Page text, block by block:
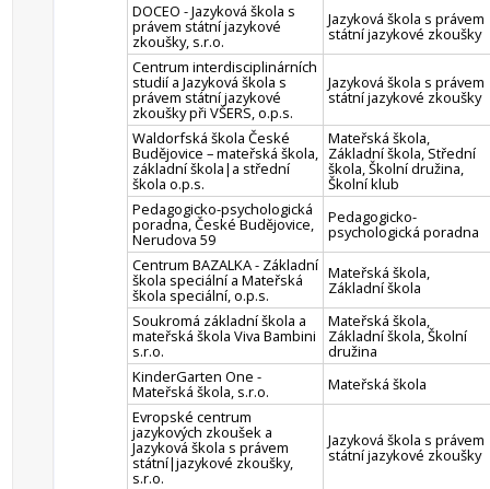
DOCEO - Jazyková škola s
právem státní jazykové
zkoušky, s.r.o.
Jazyková škola s právem
státní jazykové zkoušky
Centrum interdisciplinárních
studií a Jazyková škola s
právem státní jazykové
zkoušky při VŠERS, o.p.s.
Jazyková škola s právem
státní jazykové zkoušky
Waldorfská škola České
Budějovice – mateřská škola,
základní škola|a střední
škola o.p.s.
Mateřská škola,
Základní škola, Střední
škola, Školní družina,
Školní klub
Pedagogicko-psychologická
poradna, České Budějovice,
Nerudova 59
Pedagogicko-
psychologická poradna
Centrum BAZALKA - Základní
škola speciální a Mateřská
škola speciální, o.p.s.
Mateřská škola,
Základní škola
Soukromá základní škola a
mateřská škola Viva Bambini
s.r.o.
Mateřská škola,
Základní škola, Školní
družina
KinderGarten One -
Mateřská škola, s.r.o.
Mateřská škola
Evropské centrum
jazykových zkoušek a
Jazyková škola s právem
státní|jazykové zkoušky,
s.r.o.
Jazyková škola s právem
státní jazykové zkoušky